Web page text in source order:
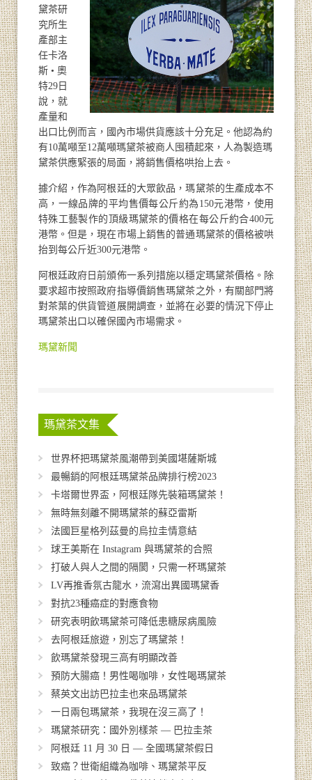
黛茶研
究所生
產部主
任卡洛
斯 • 奧
特29日
說，就
產量和
出口比例而言，國內市場供貨應該十分充足。他認為約
有10萬噸至12萬噸瑪黛茶被商人囤積起來，人為製造瑪
黛茶供應緊張的局面，將銷售價格哄抬上去。
據介紹，作為阿根廷的大眾飲品，瑪黛茶的生產成本不
高，一線品牌的平均售價每公斤約為150元港幣，使用
特殊工藝製作的頂級瑪黛茶的價格在每公斤約合400元
港幣。但是，現在市場上銷售的普通瑪黛茶的價格被哄
抬到每公斤近300元港幣。
阿根廷政府日前頒佈一系列措施以穩定瑪黛茶價格。除
要求超市按照政府指導價銷售瑪黛茶之外，有關部門將
對茶葉的供貨管道展開調查，並將在必要的情況下停止
瑪黛茶出口以確保國內市場需求。
瑪黛新聞
瑪黛茶文集
世界杯把瑪黛茶風潮帶到美國堪薩斯城
最暢銷的阿根廷瑪黛茶品牌排行榜2023
卡塔爾世界盃，阿根廷隊先裝箱瑪黛茶！
無時無刻離不開瑪黛茶的蘇亞雷斯
法國巨星格列茲曼的烏拉圭情意結
球王美斯在 Instagram 與瑪黛茶的合照
打破人與人之間的隔閡，只需一杯瑪黛茶
LV再推香氛古龍水，流瀉出異國瑪黛香
對抗23種癌症的對應食物
研究表明飲瑪黛茶可降低患糖尿病風險
去阿根廷旅遊，別忘了瑪黛茶！
飲瑪黛茶發現三高有明顯改善
預防大腸癌！男性喝咖啡，女性喝瑪黛茶
蔡英文出訪巴拉圭也來品瑪黛茶
一日兩包瑪黛茶，我現在沒三高了！
瑪黛茶研究：國外別樣茶 — 巴拉圭茶
阿根廷 11 月 30 日 — 全國瑪黛茶假日
致癌？世衛組織為咖啡、瑪黛茶平反